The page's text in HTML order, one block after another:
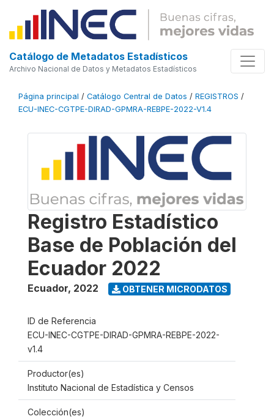
Catálogo de Metadatos Estadísticos
Archivo Nacional de Datos y Metadatos Estadísticos
Página principal / Catálogo Central de Datos / REGISTROS /
ECU-INEC-CGTPE-DIRAD-GPMRA-REBPE-2022-V1.4
Registro Estadístico
Base de Población del
Ecuador 2022
Ecuador, 2022 OBTENER MICRODATOS
ID de Referencia
ECU-INEC-CGTPE-DIRAD-GPMRA-REBPE-2022-
v1.4
Productor(es)
Instituto Nacional de Estadística y Censos
Colección(es)